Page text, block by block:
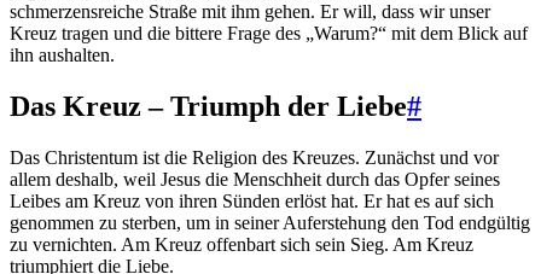
schmerzensreiche Straße mit ihm gehen. Er will, dass wir unser
Kreuz tragen und die bittere Frage des „Warum?“ mit dem Blick auf
ihn aushalten.
Das Kreuz – Triumph der Liebe#
Das Christentum ist die Religion des Kreuzes. Zunächst und vor
allem deshalb, weil Jesus die Menschheit durch das Opfer seines
Leibes am Kreuz von ihren Sünden erlöst hat. Er hat es auf sich
genommen zu sterben, um in seiner Auferstehung den Tod endgültig
zu vernichten. Am Kreuz offenbart sich sein Sieg. Am Kreuz
triumphiert die Liebe.